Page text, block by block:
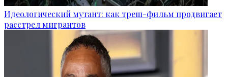
Идеологический мутант: как треш-фильм продвигает
расстрел мигрантов